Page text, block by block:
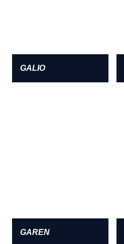
GALIO
GAREN